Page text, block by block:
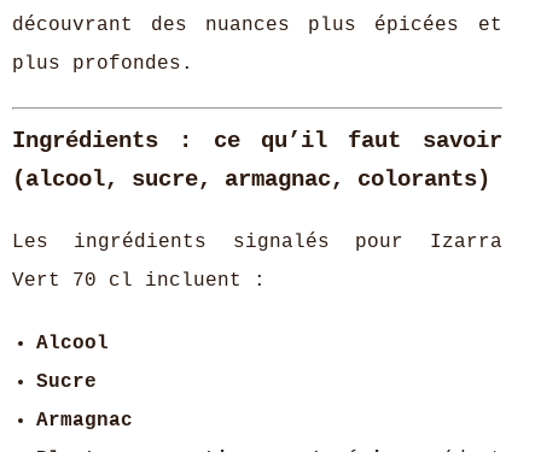
découvrant des nuances plus épicées et
plus profondes.
Ingrédients : ce qu’il faut savoir
(alcool, sucre, armagnac, colorants)
Les ingrédients signalés pour Izarra
Vert 70 cl incluent :
Alcool
Sucre
Armagnac